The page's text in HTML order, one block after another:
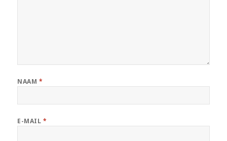
NAAM *
E-MAIL *